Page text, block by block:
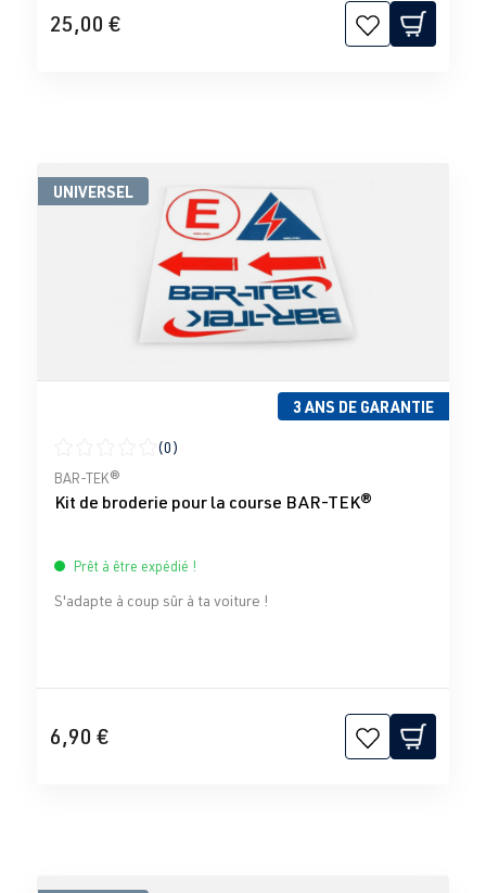
25,00 €
UNIVERSEL
3 ANS DE GARANTIE
Note moyenne de 0 sur 5 étoiles
(0)
BAR-TEK®
Kit de broderie pour la course BAR-TEK®
Prêt à être expédié !
S'adapte à coup sûr à ta voiture !
6,90 €